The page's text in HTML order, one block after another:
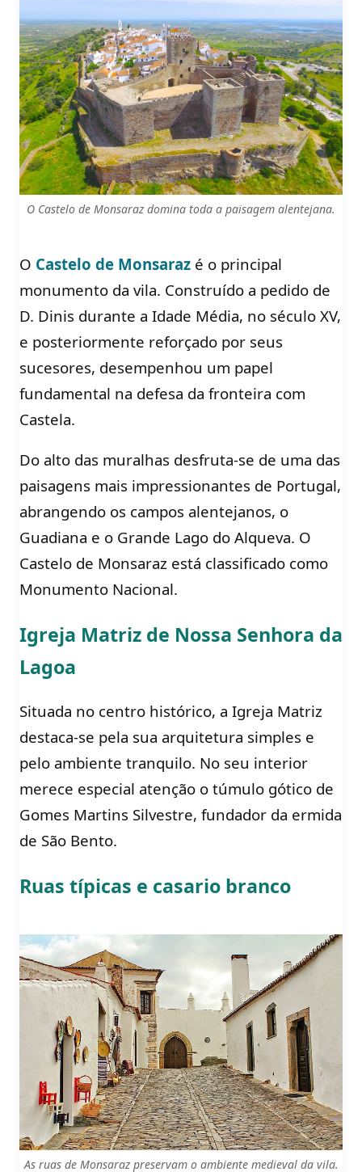
O Castelo de Monsaraz domina toda a paisagem alentejana.
O Castelo de Monsaraz é o principal
monumento da vila. Construído a pedido de
D. Dinis durante a Idade Média, no século XV,
e posteriormente reforçado por seus
sucesores, desempenhou um papel
fundamental na defesa da fronteira com
Castela.
Do alto das muralhas desfruta-se de uma das
paisagens mais impressionantes de Portugal,
abrangendo os campos alentejanos, o
Guadiana e o Grande Lago do Alqueva. O
Castelo de Monsaraz está classificado como
Monumento Nacional.
Igreja Matriz de Nossa Senhora da
Lagoa
Situada no centro histórico, a Igreja Matriz
destaca-se pela sua arquitetura simples e
pelo ambiente tranquilo. No seu interior
merece especial atenção o túmulo gótico de
Gomes Martins Silvestre, fundador da ermida
de São Bento.
Ruas típicas e casario branco
As ruas de Monsaraz preservam o ambiente medieval da vila.